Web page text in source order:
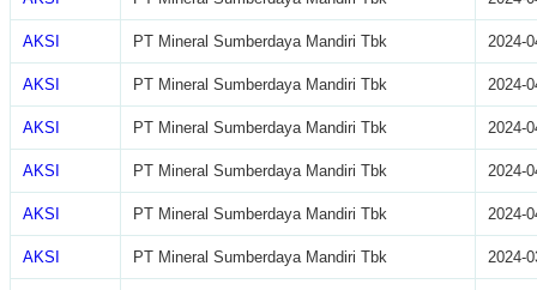
AKSI PT Mineral Sumberdaya Mandiri Tbk 2024-
AKSI PT Mineral Sumberdaya Mandiri Tbk 2024-
AKSI PT Mineral Sumberdaya Mandiri Tbk 2024-
AKSI PT Mineral Sumberdaya Mandiri Tbk 2024-
AKSI PT Mineral Sumberdaya Mandiri Tbk 2024-
AKSI PT Mineral Sumberdaya Mandiri Tbk 2024-